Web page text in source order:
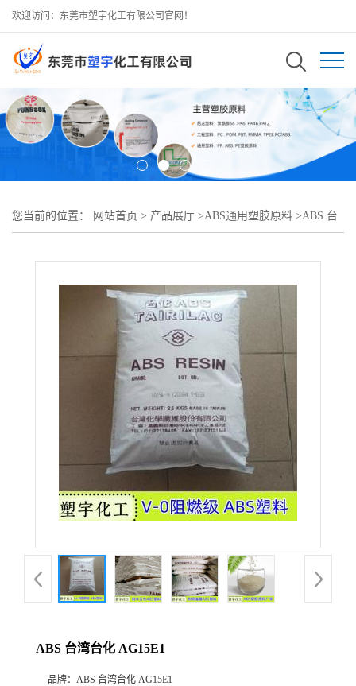
欢迎访问：东莞市塑宇化工有限公司官网！
您当前的位置： 网站首页 > 产品展厅 >ABS通用塑胶原料 >ABS 台
ABS 台湾台化 AG15E1
品牌： ABS 台湾台化 AG15E1